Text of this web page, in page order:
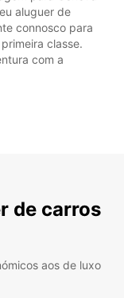
aluguer de
connosco para
classe.
com a
de carros
aos de luxo